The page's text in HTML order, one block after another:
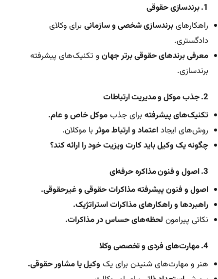
1. برند‌سازی حقوقی
راهکارهایبرند‌سازی شخصی و سازمانیبرای وکلای
دادگستری.
معرفی برندهای حقوقی برتر جهانو تکنیک‌های پیشرفته
برندسازی.
2. جذب موکل و مدیریت ارتباطات
تکنیک‌های پیشرفتهبرای جذبموکل خاص و عام.
روش‌های ایجاداعتماد و ارتباط موثربا موکلان.
چگونه یک وکیل باید کارت ویزیت خود را ارائه کند؟
3. اصول و فنون مذاکره حرفه‌ای
اصول و فنون پیشرفته مذاکرات حقوقی و غیرحقوقی.
راهبردها و راهکارهای مذاکرات استراتژیک.
نکاتی پیرامون لحظه‌های حساس در مذاکرات.
4. مهارت‌های فردی و تخصصی وکلا
هنر و مهارت‌های شنیدن برای یک وکیل یا مشاور حقوقی.